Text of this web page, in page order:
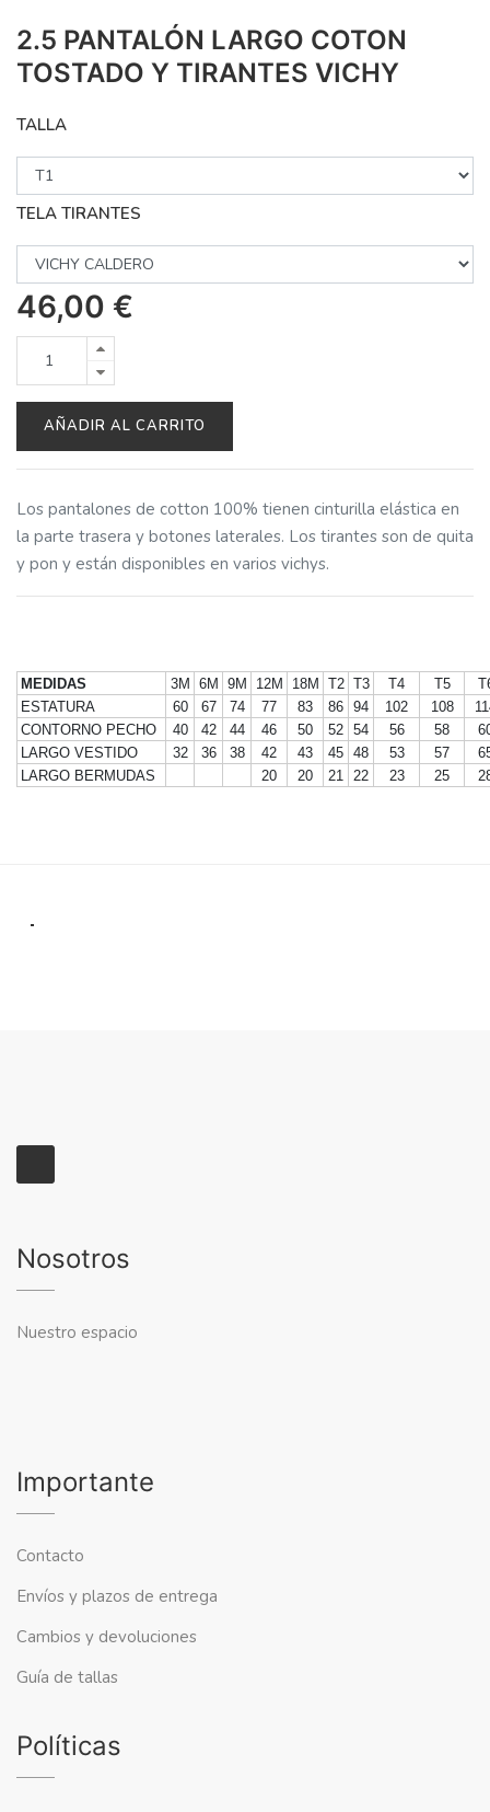
2.5 PANTALÓN LARGO COTON
TOSTADO Y TIRANTES VICHY
TALLA
TELA TIRANTES
46,00 €
AÑADIR AL CARRITO
Los pantalones de cotton 100% tienen cinturilla elástica en
la parte trasera y botones laterales. Los tirantes son de quita
y pon y están disponibles en varios vichys.
MEDIDAS 3M 6M 9M 12M 18M T2 T3 T4 T5
ESTATURA
60 67 74 77 83 86 94 102 108
CONTORNO PECHO
40 42 44 46 50 52 54 56 58
LARGO VESTIDO
32 36 38 42 43 45 48 53 57
LARGO BERMUDAS
20 20 21 22 23 25
Nosotros
Nuestro espacio
Importante
Contacto
Envíos y plazos de entrega
Cambios y devoluciones
Guía de tallas
Políticas